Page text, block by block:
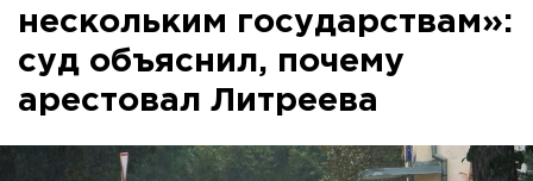
нескольким государствам»:
суд объяснил, почему
арестовал Литреева